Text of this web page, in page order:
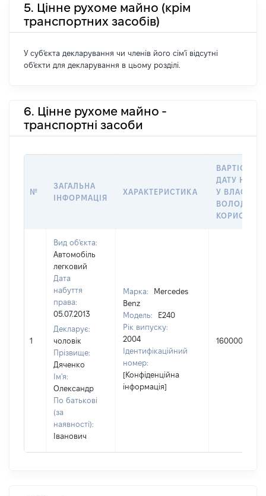
5. Цінне рухоме майно (крім
транспортних засобів)
У суб'єкта декларування чи членів його сім'ї відсутні
об'єкти для декларування в цьому розділі.
6. Цінне рухоме майно -
транспортні засоби
№
ЗАГАЛЬНА
ІНФОРМАЦІЯ
ХАРАКТЕРИСТИКА
ВАРТІСТЬ
ДАТУ
У
1
Вид об'єкта:
Автомобіль
легковий
Дата
набуття
права:
05.07.2013
Декларує:
чоловік
Прізвище:
Дяченко
Ім'я:
Олександр
По батькові
(за
наявності):
Іванович
Марка:
Mercedes
Benz
Модель:
E240
Рік випуску:
2004
Ідентифікаційний
номер:
[Конфіденційна
інформація]
160000